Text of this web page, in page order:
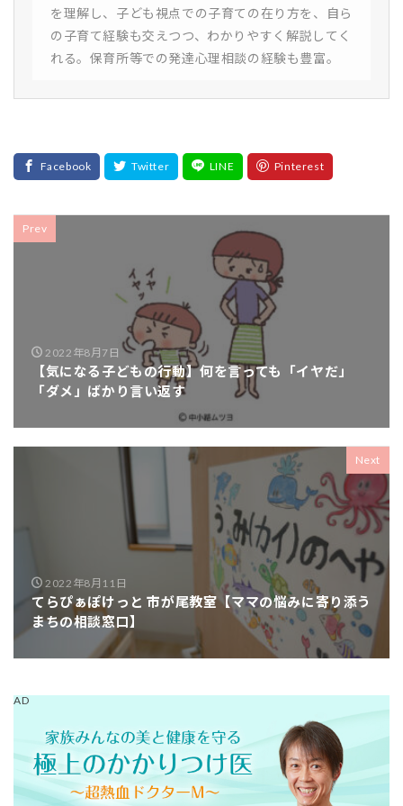
を理解し、子ども視点での子育ての在り方を、自ら
の子育て経験も交えつつ、わかりやすく解説してく
れる。保育所等での発達心理相談の経験も豊富。
Prev
2022年8月7日
【気になる子どもの行動】何を言っても「イヤだ」
「ダメ」ばかり言い返す
Next
2022年8月11日
てらぴぁぽけっと 市が尾教室【ママの悩みに寄り添う
まちの相談窓口】
AD